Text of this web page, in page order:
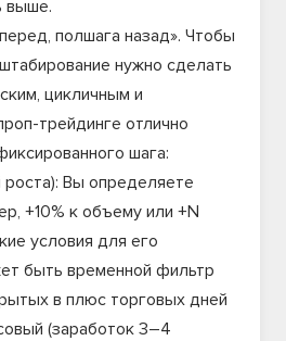
выше.
полшага назад». Чтобы
нужно сделать
цикличным и
трейдинге отлично
шага:
Вы определяете
+10% к объему или +N
условия для его
быть временной фильтр
в плюс торговых дней
(заработок 3–4